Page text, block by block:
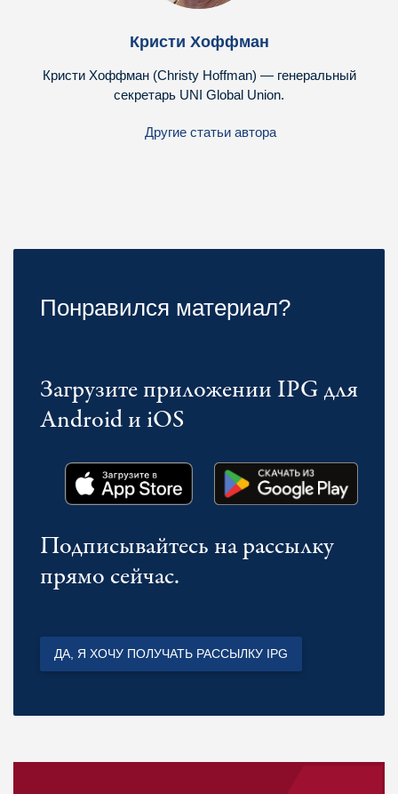
Кристи Хоффман
Кристи Хоффман (Christy Hoffman) — генеральный
секретарь UNI Global Union.
Другие статьи автора
Понравился материал?
Загрузите приложении IPG для
Android и iOS
Подписывайтесь на рассылку
прямо сейчас.
ДА, Я ХОЧУ ПОЛУЧАТЬ РАССЫЛКУ IPG